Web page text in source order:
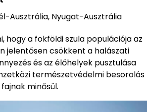
Ausztrália, Nyugat-Ausztrália
hogy a fokföldi szula populációja az
jelentősen csökkent a halászati
és az élőhelyek pusztulása
természetvédelmi besorolás
fajnak minősül.